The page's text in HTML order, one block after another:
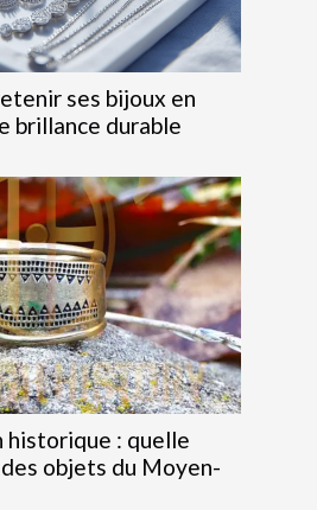
ses bijoux en
brillance durable
: quelle
objets du Moyen-